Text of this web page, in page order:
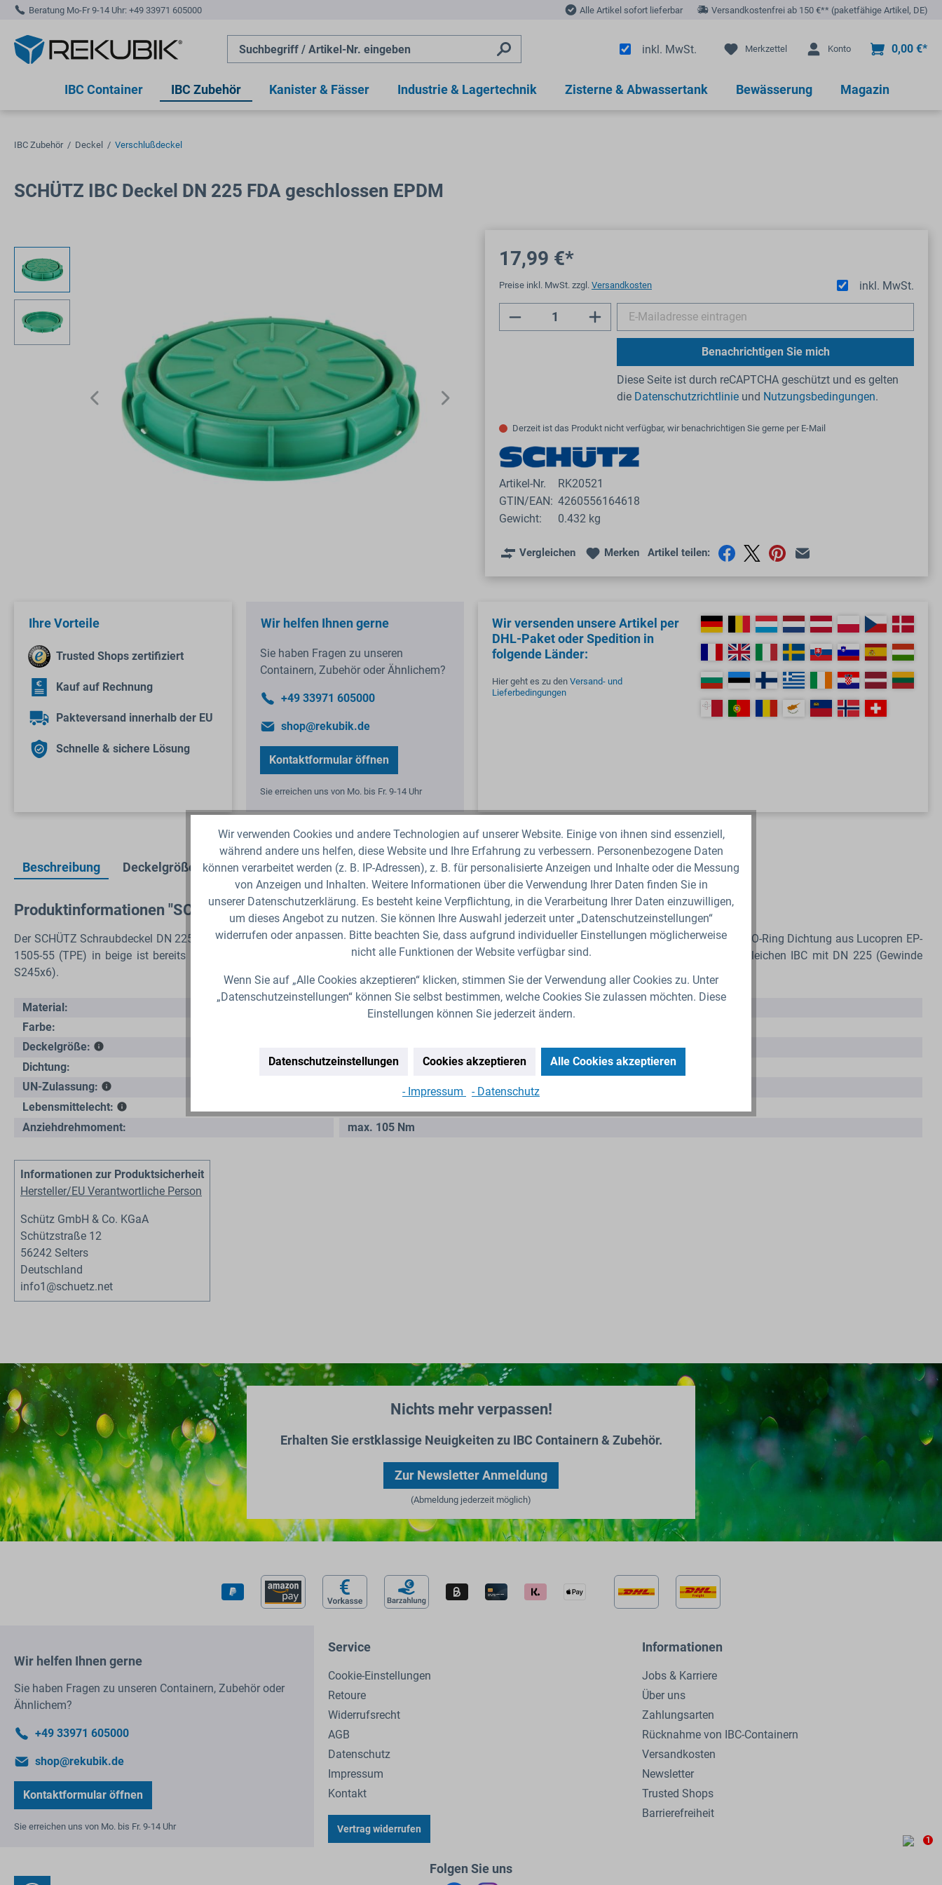
Zur Hauptnavigation springen
Beratung Mo-Fr 9-14 Uhr: +49 33971 605000 Alle Artikel sofort lieferbar Versandkostenfrei ab 150 €** (paketfähige Artikel, DE)
inkl. MwSt. Merkzettel Konto 0,00 €*
IBC Container IBC Zubehör Kanister & Fässer Industrie & Lagertechnik Zisterne & Abwassertank Bewässerung Magazin
IBC Zubehör / Deckel / Verschlußdeckel
SCHÜTZ IBC Deckel DN 225 FDA geschlossen EPDM
17,99 €*
inkl. MwSt.
Preise inkl. MwSt. zzgl. Versandkosten
Benachrichtigen Sie mich
Diese Seite ist durch reCAPTCHA geschützt und es gelten
die Datenschutzrichtlinie und Nutzungsbedingungen.
Derzeit ist das Produkt nicht verfügbar, wir benachrichtigen Sie gerne per E-Mail
Artikel-Nr.
RK20521
GTIN/EAN: 4260556164618
Gewicht:
0.432 kg
Vergleichen Merken Artikel teilen:
Ihre Vorteile
Trusted Shops zertifiziert
Kauf auf Rechnung
Pakteversand innerhalb der EU
Schnelle & sichere Lösung
Wir helfen Ihnen gerne
Sie haben Fragen zu unseren
Containern, Zubehör oder Ähnlichem?
+49 33971 605000
shop@rekubik.de
Kontaktformular öffnen
Sie erreichen uns von Mo. bis Fr. 9-14 Uhr
Wir versenden unsere Artikel per
DHL-Paket oder Spedition in
folgende Länder:
Hier geht es zu den Versand- und
Lieferbedingungen
Beschreibung Deckelgröße Sicherheitsdatenblatt Fragen zum Artikel? Produktbewertungen
Produktinformationen "SCHÜTZ IBC Deckel DN 225 FDA geschlossen EPDM"
Der SCHÜTZ Schraubdeckel DN 225 in grün hat nach FDA (Food and Drug Administration) eine Zulassung für Lebensmittel und Medikamente. Eine O-Ring Dichtung aus Lucopren EP-
1505-55 (TPE) in beige ist bereits eingelegt. Der IBC Deckel ist passend fürECOBULK IBC Container (Non UN) des Hersteller SCHÜTZ und baugleichen IBC mit DN 225 (Gewinde
S245x6).
Material:
HDPE (Hart-Polyethylen)
Farbe:
Deckelgröße:
Dichtung:
EPDM (Ethylen-Propylen-Dien-Kautschuk)
UN-Zulassung:
Lebensmittelecht:
Anziehdrehmoment:
max. 105 Nm
Informationen zur Produktsicherheit
Hersteller/EU Verantwortliche Person
Schütz GmbH & Co. KGaA
Schützstraße 12
56242 Selters
Deutschland
info1@schuetz.net
Nichts mehr verpassen!
Erhalten Sie erstklassige Neuigkeiten zu IBC Containern & Zubehör.
Zur Newsletter Anmeldung
(Abmeldung jederzeit möglich)
Wir helfen Ihnen gerne
Sie haben Fragen zu unseren Containern, Zubehör oder
Ähnlichem?
+49 33971 605000
shop@rekubik.de
Kontaktformular öffnen
Sie erreichen uns von Mo. bis Fr. 9-14 Uhr
Service
Cookie-Einstellungen
Retoure
Widerrufsrecht
AGB
Datenschutz
Impressum
Kontakt
Vertrag widerrufen
Informationen
Jobs & Karriere
Über uns
Zahlungsarten
Rücknahme von IBC-Containern
Versandkosten
Newsletter
Trusted Shops
Barrierefreiheit
Folgen Sie uns
1
Wir verwenden Cookies und andere Technologien auf unserer Website. Einige von ihnen sind essenziell,
während andere uns helfen, diese Website und Ihre Erfahrung zu verbessern. Personenbezogene Daten
können verarbeitet werden (z. B. IP-Adressen), z. B. für personalisierte Anzeigen und Inhalte oder die Messung
von Anzeigen und Inhalten. Weitere Informationen über die Verwendung Ihrer Daten finden Sie in
unserer Datenschutzerklärung. Es besteht keine Verpflichtung, in die Verarbeitung Ihrer Daten einzuwilligen,
um dieses Angebot zu nutzen. Sie können Ihre Auswahl jederzeit unter „Datenschutzeinstellungen“
widerrufen oder anpassen. Bitte beachten Sie, dass aufgrund individueller Einstellungen möglicherweise
nicht alle Funktionen der Website verfügbar sind.
Wenn Sie auf „Alle Cookies akzeptieren“ klicken, stimmen Sie der Verwendung aller Cookies zu. Unter
„Datenschutzeinstellungen“ können Sie selbst bestimmen, welche Cookies Sie zulassen möchten. Diese
Einstellungen können Sie jederzeit ändern.
Datenschutzeinstellungen Cookies akzeptieren Alle Cookies akzeptieren
- Impressum - Datenschutz